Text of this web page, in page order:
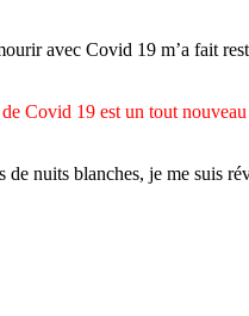
avec Covid 19 m’a fait
Covid 19 est un tout
nuits blanches, je me suis